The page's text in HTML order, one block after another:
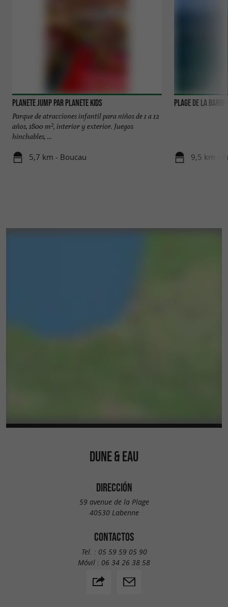
Planete Jump par Planete Kids
Parque de atracciones infantil para niños de 1 a 12
años, 1800 m², interior y exterior. Juegos
hinchables, ...
5,7 km - Boucau
Plage de la Barre
9,5 km -
DUNE & EAU
DIRECCIÓN
59 avenue de la Plage
40530 Labenne
CONTACTOS
Tel. : 05 59 59 05 90
Móvil : 06 34 26 38 58